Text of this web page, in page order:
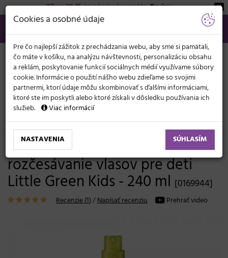
Zľava 20 %na pánsku kozmetikuBeviro!
02/21 201 099
info@svetkadernictva.sk
Po−pia: 8−17
Všetko o nákupe €
KATEGÓRIE
MENU
Vlasová kozmetika Masky a starostlivosť Pre deti
Bezoplachový kondicionér na
rozčesávanie vlasov pre deti
Little Green Kids - 240 ml [0169944]
Recenzie (1)/Napísať recenziu Prehrať video
Cookies a osobné údaje
Pre čo najlepší zážitok z prechádzania webu, aby sme si pamätali,
čo máte v košíku, na analýzu návštevnosti, personalizáciu obsahu
a reklám, poskytovanie funkcií sociálnych médií využívame súbory
cookie. Informácie o použití nášho webu zdieľame so svojimi
partnermi, ktorí údaje môžu skombinovať s ďalšími informáciami,
ktoré ste im poskytli alebo ktoré získali v dôsledku používania ich
služieb.
Viac informácií
NASTAVENIA SÚHLASÍM